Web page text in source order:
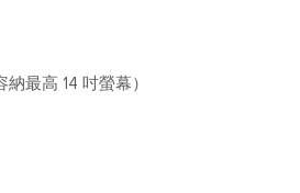
最高 14 吋螢幕）